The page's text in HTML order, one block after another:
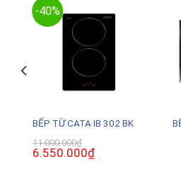
-40%
BẾP TỪ CATA IB 302 BK
11.000.000₫
Giá
gốc
6.550.000₫Giá
hiện